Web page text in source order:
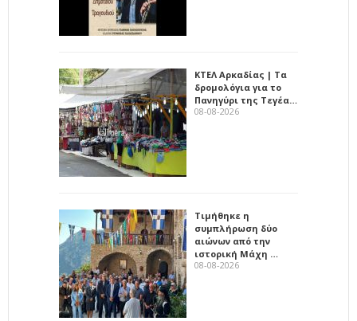
ΚΤΕΛ Αρκαδίας | Τα
δρομολόγια για το
Πανηγύρι της Τεγέα…
08-08-2026
Τιμήθηκε η
συμπλήρωση δύο
αιώνων από την
ιστορική Μάχη …
08-08-2026